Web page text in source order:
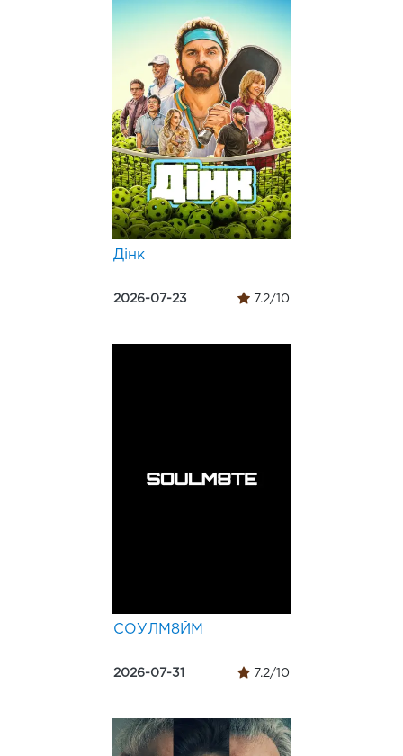
Дінк
2026-07-23 7.2/10
СОУЛМ8ЙМ
2026-07-31 7.2/10